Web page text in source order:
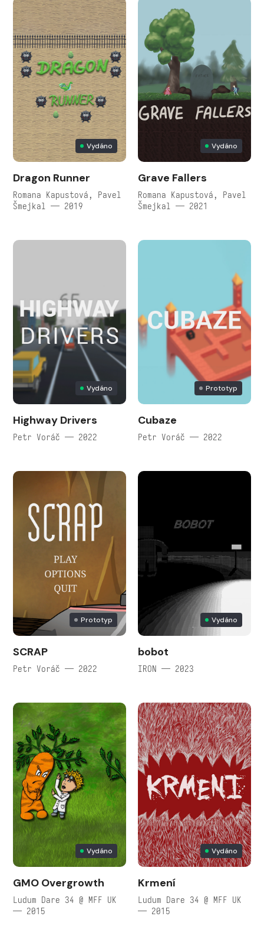
Vydáno
Dragon Runner
Romana Kapustová, Pavel
Šmejkal — 2019
Vydáno
Grave Fallers
Romana Kapustová, Pavel
Šmejkal — 2021
Vydáno
Highway Drivers
Petr Voráč — 2022
Prototyp
Cubaze
Petr Voráč — 2022
Prototyp
SCRAP
Petr Voráč — 2022
Vydáno
bobot
IRON — 2023
Vydáno
GMO Overgrowth
Ludum Dare 34 @ MFF UK
— 2015
Vydáno
Krmení
Ludum Dare 34 @ MFF UK
— 2015